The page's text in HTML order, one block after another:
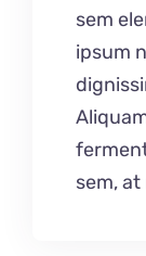
sem
ipsum
sem,